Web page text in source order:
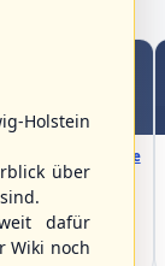
Box-Score
2026 - Group
Holstein
über
dafür
Wiki noch